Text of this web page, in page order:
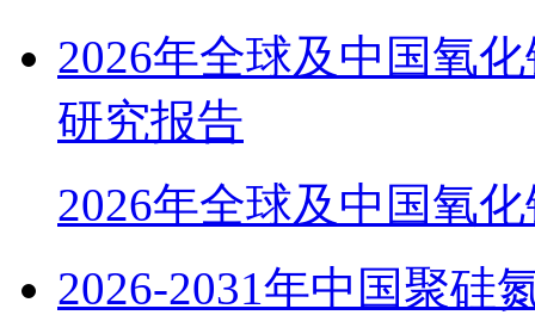
2026年全球及中国氧
研究报告
2026年全球及中国氧
2026-2031年中国聚硅